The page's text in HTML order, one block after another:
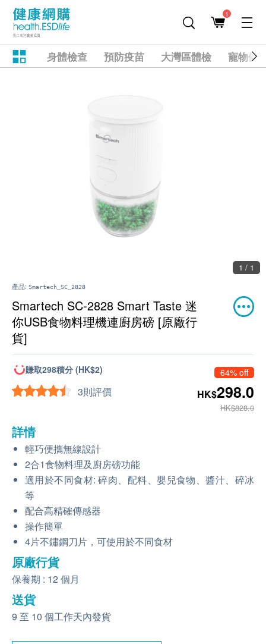
1
身體檢查 預防疫苗 大灣區體檢 寵物健
1 / 1
產品: Smartech_SC_2828
Smartech SC-2828 Smart Taste 迷
你USB食物料理機連廚房磅 [原廠行
貨]
賺取298積分 (HK$2)
3則評價
64% off
HK$298.0
HK$828.0
詳情
輕巧便攜無線設計
2合1食物料理及廚房磅功能
適用於不同食材: 碎肉、配料、嬰兒食物、醬汁、碎冰
等
配合高精確傳感器
操作簡單
4片不鏽鋼刀片，可使用於不同食材
原廠行貨
保養期 : 12 個月
送貨
9 至 10 個工作天內發貨